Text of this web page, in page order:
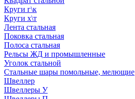
Круги г\к
Круги х\т
Лента стальная
Поковка стальная
Полоса стальная
Рельсы ЖД и промышленные
Уголок стальной
Стальные шары помольные, мелющие
Швеллер
Швеллеры У